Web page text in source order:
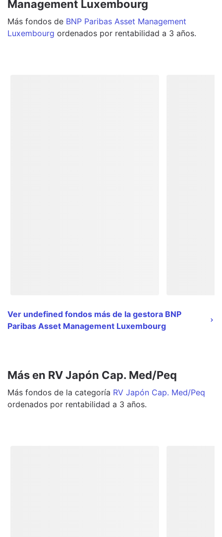
Management Luxembourg
Más fondos de BNP Paribas Asset Management
Luxembourg ordenados por rentabilidad a 3 años.
Ver undefined fondos más de la gestora BNP
Paribas Asset Management Luxembourg
Más en RV Japón Cap. Med/Peq
Más fondos de la categoría RV Japón Cap. Med/Peq
ordenados por rentabilidad a 3 años.